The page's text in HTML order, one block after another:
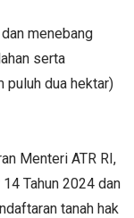
menebang
serta
puluh dua hektar)
Menteri ATR RI,
Tahun 2024 dan
tanah hak